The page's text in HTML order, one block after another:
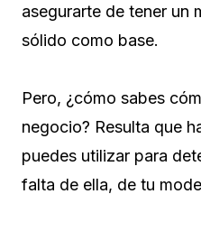
asegurarte de tener un
sólido como base.
Pero, ¿cómo sabes
negocio? Resulta que
puedes utilizar para
falta de ella, de tu